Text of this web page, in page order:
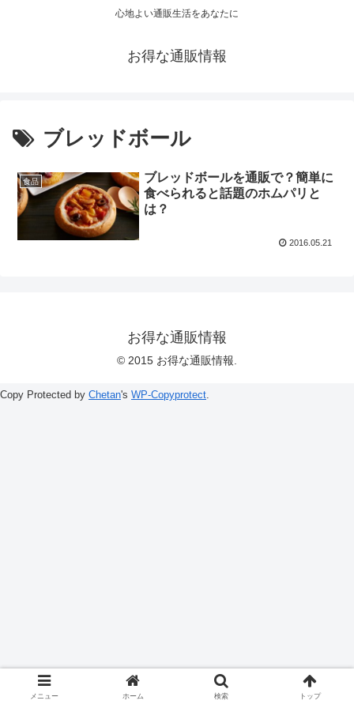
心地よい通販生活をあなたに
お得な通販情報
ブレッドボール
食品
ブレッドボールを通販で？簡単に
食べられると話題のホムパリと
は？
2016.05.21
お得な通販情報
© 2015 お得な通販情報.
メニュー ホーム 検索 トップ
Copy Protected by Chetan's WP-Copyprotect